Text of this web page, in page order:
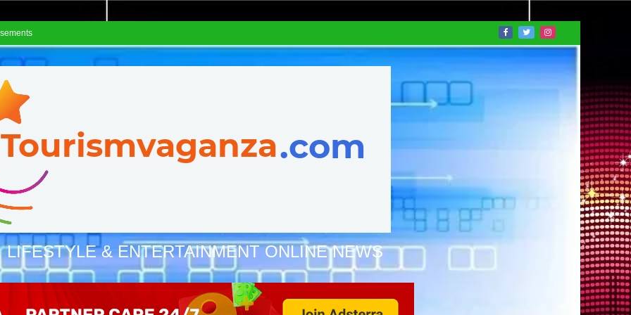
LIFESTYLE & ENTERTAINMENT ONLINE NEWS